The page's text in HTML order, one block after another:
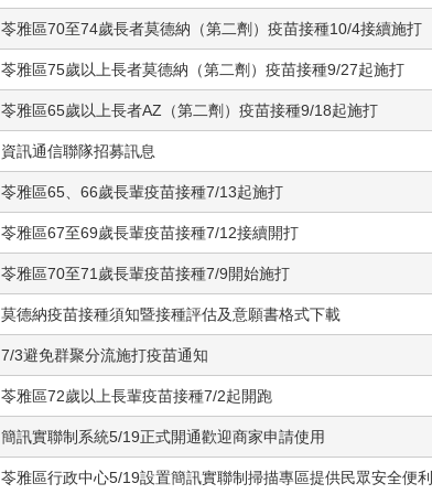
苓雅區70至74歲長者莫德納（第二劑）疫苗接種10/4接續施打
苓雅區75歲以上長者莫德納（第二劑）疫苗接種9/27起施打
苓雅區65歲以上長者AZ（第二劑）疫苗接種9/18起施打
資訊通信聯隊招募訊息
苓雅區65、66歲長輩疫苗接種7/13起施打
苓雅區67至69歲長輩疫苗接種7/12接續開打
苓雅區70至71歲長輩疫苗接種7/9開始施打
莫德納疫苗接種須知暨接種評估及意願書格式下載
7/3避免群聚分流施打疫苗通知
苓雅區72歲以上長輩疫苗接種7/2起開跑
簡訊實聯制系統5/19正式開通歡迎商家申請使用
苓雅區行政中心5/19設置簡訊實聯制掃描專區提供民眾安全便